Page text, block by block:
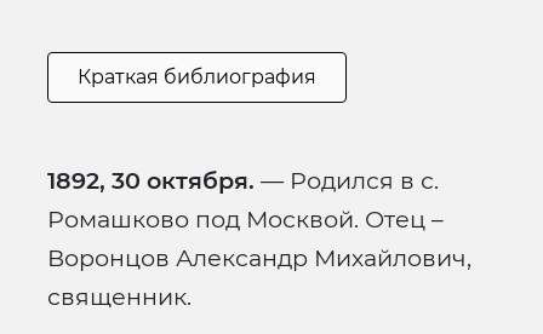
Краткая библиография
1892, 30 октября. — Родился в с.
Ромашково под Москвой. Отец –
Воронцов Александр Михайлович,
священник.